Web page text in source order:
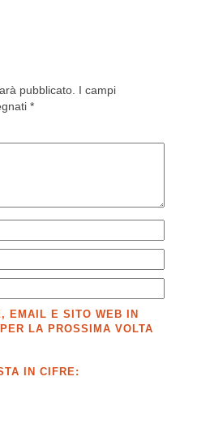
pubblicato. I campi
*
EMAIL E SITO WEB IN
LA PROSSIMA VOLTA
IN CIFRE: